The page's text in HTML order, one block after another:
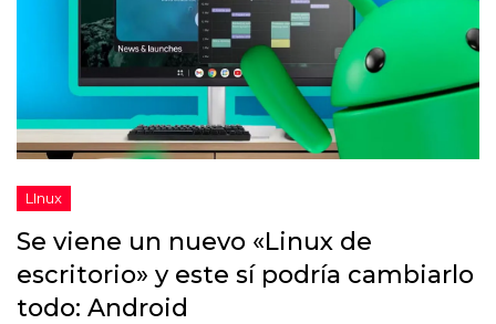
Se viene un nuevo «Linux de
escritorio» y este sí podría cambiarlo
todo: Android